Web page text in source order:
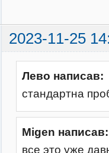
2023-11-25
Лево написав:
стандартна
Migen написав:
все это уже